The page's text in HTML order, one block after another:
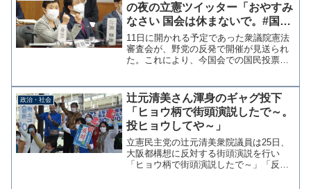
の夜の立憲ツイッター「おやすみ
なさい 国会は休まないで。#国会
を止めるな」
11日に開かれる予定であった衆議院憲法
審査会が、野党の反発で開催が見送られ
た。これにより、今国会での国民投票法
催が決まったことに、立憲民主党の安住
淳国対委員長は「大変、不...
政治・社会
辻元清美さん渾身のギャグ投下
「ヒョウ柄で街頭演説したで～。
投ヒョウしてや～」
立憲民主党の辻元清美衆院議員は25日、
大阪都構想に反対する街頭演説を行い
「ヒョウ柄で街頭演説したで～」「反対